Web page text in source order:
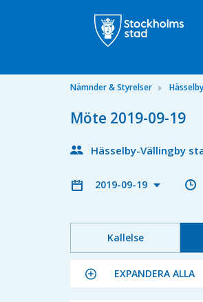
Nämnder & Styrelser
Möte 2019-09-19
Hässelby-Vällingby
2019-09-19
Kallelse
EXPANDERA ALLA